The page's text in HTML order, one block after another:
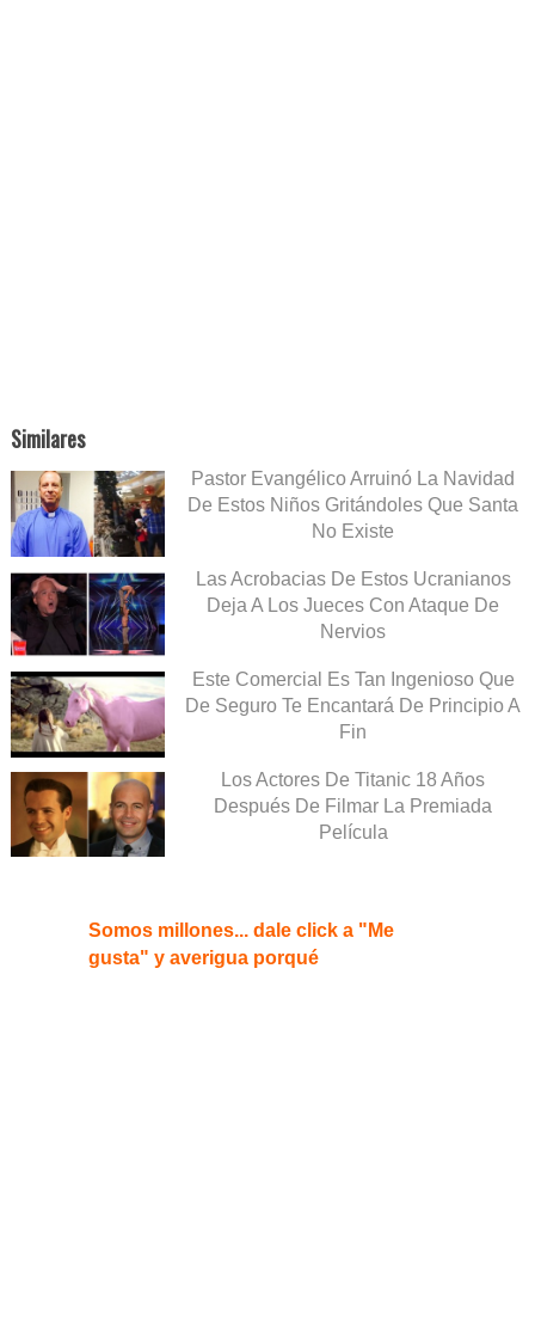
Similares
Pastor Evangélico Arruinó La Navidad
De Estos Niños Gritándoles Que Santa
No Existe
Las Acrobacias De Estos Ucranianos
Deja A Los Jueces Con Ataque De
Nervios
Este Comercial Es Tan Ingenioso Que
De Seguro Te Encantará De Principio A
Fin
Los Actores De Titanic 18 Años
Después De Filmar La Premiada
Película
Somos millones... dale click a "Me
gusta" y averigua porqué